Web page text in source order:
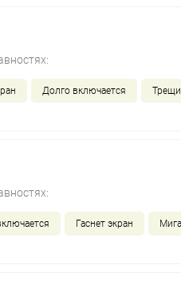
Долго включается
Гаснет экран